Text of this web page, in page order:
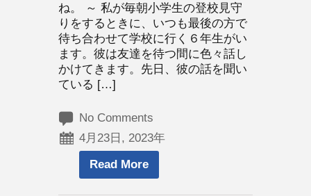
ね。 ～ 私が毎朝小学生の登校見守
りをするときに、いつも最後の方で
待ち合わせて学校に行く６年生がい
ます。彼は友達を待つ間に色々話し
かけてきます。先日、彼の話を聞い
ている […]
No Comments
4月23日, 2023年
Read More